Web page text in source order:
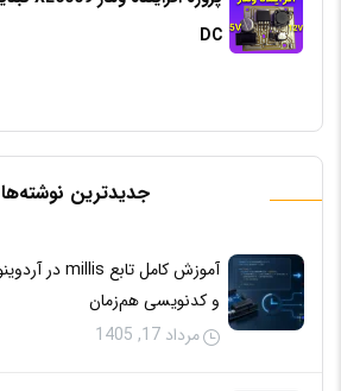
DC
جدیدترین نوشته‌ها
و کدنویسی هم‌زمان
مرداد 17, 1405